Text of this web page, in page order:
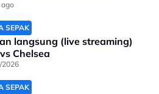
ago
SEPAK
langsung (live streaming)
vs Chelsea
2026
SEPAK